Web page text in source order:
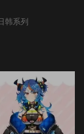
韩系列